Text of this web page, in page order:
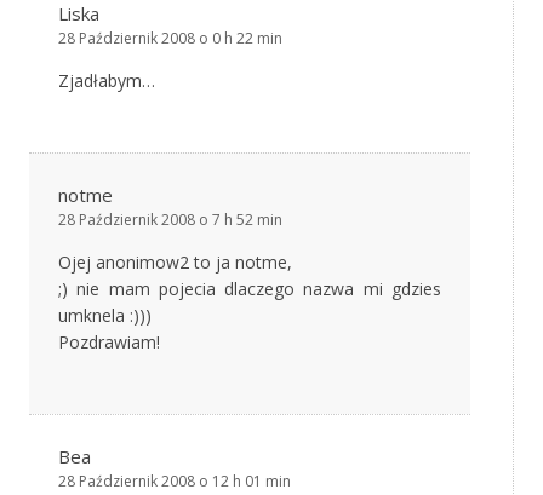
Liska
28 Październik 2008 o 0 h 22 min
Zjadłabym…
notme
28 Październik 2008 o 7 h 52 min
Ojej anonimow2 to ja notme,
;) nie mam pojecia dlaczego nazwa mi gdzies
umknela :)))
Pozdrawiam!
Bea
28 Październik 2008 o 12 h 01 min